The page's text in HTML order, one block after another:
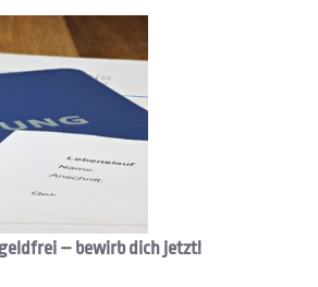
– bewirb dich jetzt!